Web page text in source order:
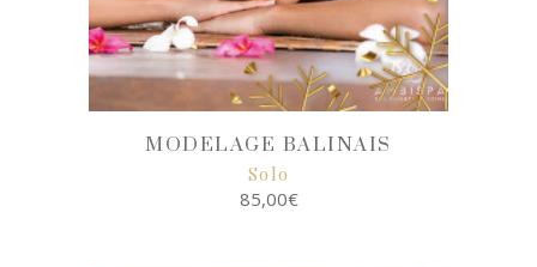
MODELAGE BALINAIS
Solo
85,00€